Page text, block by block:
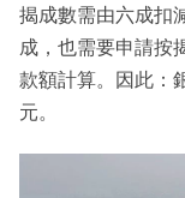
揭成數需由六成扣
成，也需要申請按
款額計算。因此：
元。